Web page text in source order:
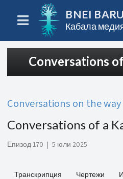
BNEI
Кабала
Conversations
Conversations on the way
Conversations of a
Епизод 170 | 5 юли 2025
Транскрипция Чертежи